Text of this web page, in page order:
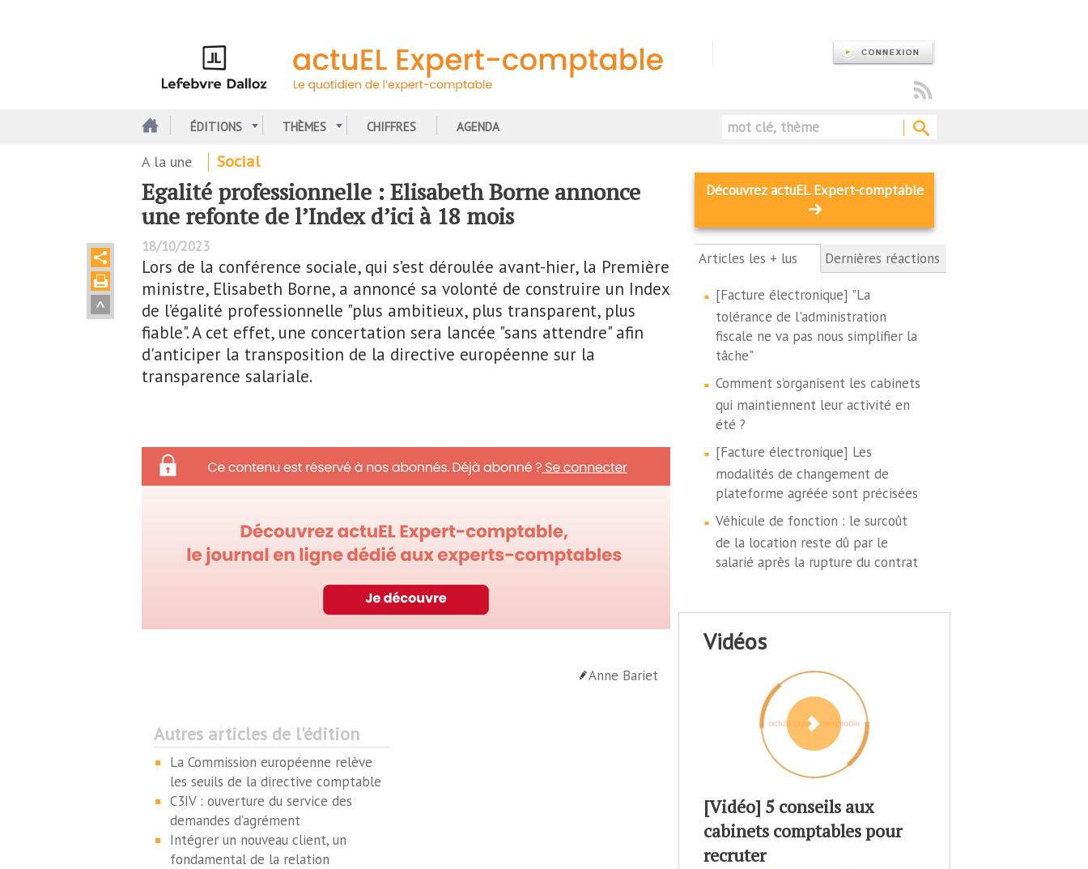
ÉDITIONS THÈMES CHIFFRES AGENDA Rechercher
A la une Social
Egalité professionnelle : Elisabeth Borne annonce
une refonte de l’Index d’ici à 18 mois
18/10/2023
Lors de la conférence sociale, qui s’est déroulée avant-hier, la Première
ministre, Elisabeth Borne, a annoncé sa volonté de construire un Index
de l’égalité professionnelle "plus ambitieux, plus transparent, plus
fiable". A cet effet, une concertation sera lancée "sans attendre" afin
d'anticiper la transposition de la directive européenne sur la
transparence salariale.
Anne Bariet
Autres articles de l'édition
La Commission européenne relève
les seuils de la directive comptable
C3IV : ouverture du service des
demandes d’agrément
Intégrer un nouveau client, un
fondamental de la relation
Découvrez actuEL Expert-comptable
Articles les + lus (onglet
actif)
Dernières réactions
[Facture électronique] "La
tolérance de l'administration
fiscale ne va pas nous simplifier la
tâche"
Comment s’organisent les cabinets
qui maintiennent leur activité en
été ?
[Facture électronique] Les
modalités de changement de
plateforme agréée sont précisées
Véhicule de fonction : le surcoût
de la location reste dû par le
salarié après la rupture du contrat
vidéos
[Vidéo] 5 conseils aux
cabinets comptables pour
recruter